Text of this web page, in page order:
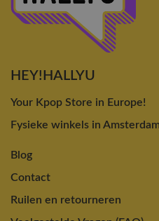
HEY!HALLYU
Your Kpop Store in Europe!
Fysieke winkels in
Blog
Contact
Ruilen en retourneren